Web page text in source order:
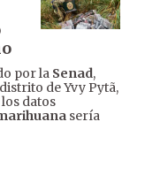
por la Senad,
de Yvy Pytã,
datos
sería